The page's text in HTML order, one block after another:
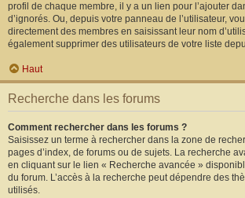
profil de chaque membre, il y a un lien pour l’ajouter
d’ignorés. Ou, depuis votre panneau de l’utilisateur,
directement des membres en saisissant leur nom
également supprimer des utilisateurs de votre liste
Haut
Recherche dans les forums
Comment rechercher dans les forums ?
Saisissez un terme à rechercher dans la zone de
pages d’index, de forums ou de sujets. La recherche
en cliquant sur le lien « Recherche avancée »
du forum. L’accès à la recherche peut dépendre des
utilisés.